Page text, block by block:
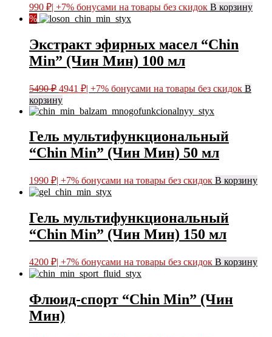
990 ₽| +7% бонусами на товары без скидок В корзину
%
Экстракт эфирных масел “Chin
Min” (Чин Мин) 100 мл
5490₽ Первоначальная
цена
составляла
4941 ₽Текущая
цена:
4941 ₽.
| +7% бонусами на товары без скидок В
корзину
Гель мультифункциональный
“Chin Min” (Чин Мин) 50 мл
1990 ₽| +7% бонусами на товары без скидок В корзину
Гель мультифункциональный
“Chin Min” (Чин Мин) 150 мл
4200 ₽| +7% бонусами на товары без скидок В корзину
Флюид-спорт “Chin Min” (Чин
Мин)